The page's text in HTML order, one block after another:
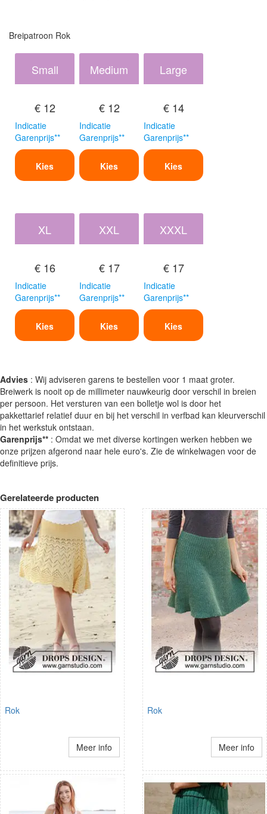
Breipatroon Rok
Small
€ 12
Indicatie
Garenprijs**
Kies
Medium
€ 12
Indicatie
Garenprijs**
Kies
Large
€ 14
Indicatie
Garenprijs**
Kies
XL
€ 16
Indicatie
Garenprijs**
Kies
XXL
€ 17
Indicatie
Garenprijs**
Kies
XXXL
€ 17
Indicatie
Garenprijs**
Kies
Advies : Wij adviseren garens te bestellen voor 1 maat groter.
Breiwerk is nooit op de millimeter nauwkeurig door verschil in breien
per persoon. Het versturen van een bolletje wol is door het
pakkettarief relatief duur en bij het verschil in verfbad kan kleurverschil
in het werkstuk ontstaan.
Garenprijs** : Omdat we met diverse kortingen werken hebben we
onze prijzen afgerond naar hele euro's. Zie de winkelwagen voor de
definitieve prijs.
Gerelateerde producten
Rok
Meer info
Rok
Meer info